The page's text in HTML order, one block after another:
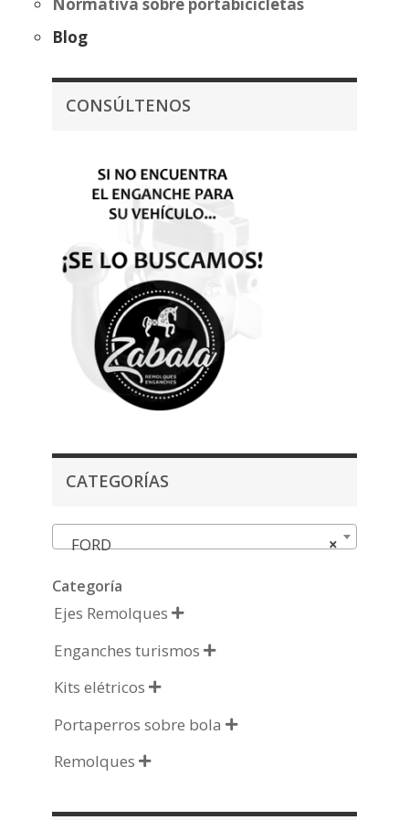
Blog
CONSÚLTENOS
CATEGORÍAS
×
FORD
Categoría
Ejes Remolques 
Enganches turismos 
Kits elétricos 
Portaperros sobre bola 
Remolques 